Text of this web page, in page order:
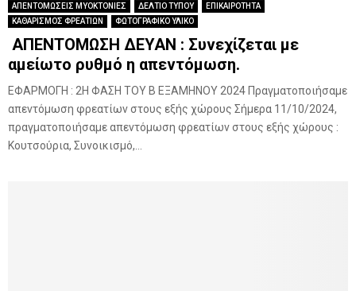
ΑΠΕΝΤΟΜΩΣΕΙΣ ΜΥΟΚΤΟΝΙΕΣ ΔΕΛΤΙΟ ΤΥΠΟΥ
ΕΠΙΚΑΙΡΟΤΗΤΑ
ΚΑΘΑΡΙΣΜΟΣ ΦΡΕΑΤΙΩΝ
ΦΩΤΟΓΡΑΦΙΚΟ ΥΛΙΚΟ
ΑΠΕΝΤΟΜΩΣΗ ΔΕΥΑΝ : Συνεχίζεται με
αμείωτο ρυθμό η απεντόμωση.
ΕΦΑΡΜΟΓΗ : 2Η ΦΑΣΗ ΤΟΥ Β ΕΞΑΜΗΝΟΥ 2024 Πραγματοποιήσαμε
απεντόμωση φρεατίων στους εξής χώρους Σήμερα 11/10/2024,
πραγματοποιήσαμε απεντόμωση φρεατίων στους εξής χώρους :
Κουτσούρια, Συνοικισμό,...